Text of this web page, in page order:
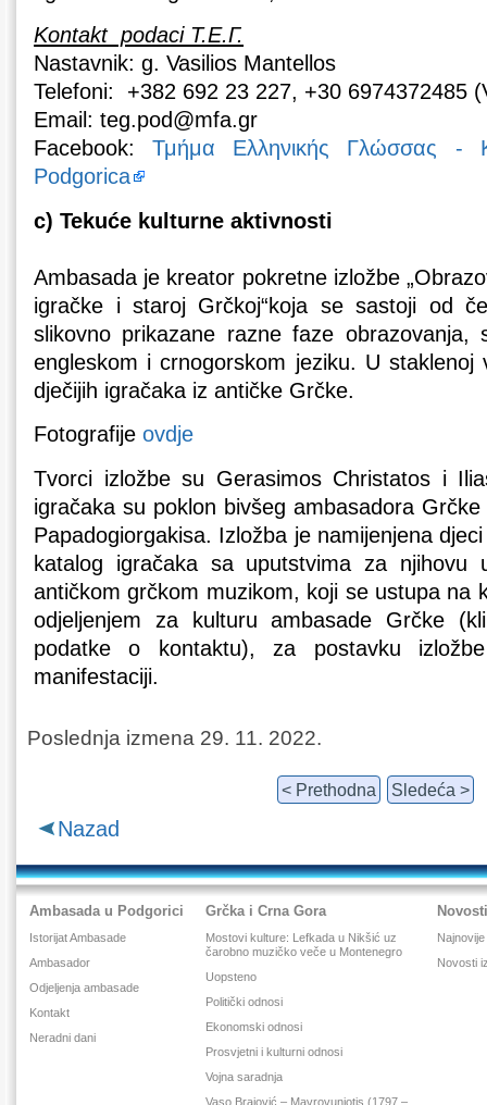
Kontakt podaci Τ.Ε.Γ.
Nastavnik: g. Vasilios Mantellos
Telefoni: +382 692 23 227, +30 6974372485
Email: teg.pod@mfa.gr
Facebook:Τμήμα Ελληνικής Γλώσσας -
Podgorica
c) Tekuće kulturne aktivnosti
Ambasada je kreator pokretne izložbe
igračke i staroj Grčkoj“koja se sastoji od
slikovno prikazane razne faze obrazovanja,
engleskom i crnogorskom jeziku. U staklenoj
dječijih igračaka iz antičke Grčke.
Fotografijeovdje
Tvorci izložbe su Gerasimos Christatos i
igračaka su poklon bivšeg ambasadora
Papadogiorgakisa. Izložba je namijenjena
katalog igračaka sa uputstvima za
antičkom grčkom muzikom, koji se ustupa na
odjeljenjem za kulturu ambasade Grčke
podatke o kontaktu), za postavku
manifestaciji.
Poslednja izmena 29. 11. 2022.
< Prethodna Sledeća >
Nazad
Ambasada u Podgorici
Istorijat Ambasade
Ambasador
Odjeljenja ambasade
Kontakt
Neradni dani
Grčka i Crna Gora
Mostovi kulture: Lefkada u Nikšić uz
čarobno muzičko veče u Montenegro
Uopsteno
Politički odnosi
Ekonomski odnosi
Prosvjetni i kulturni odnosi
Vojna saradnja
Vaso Brajović – Mavrovuniotis (1797 –
Novosti
Novosti